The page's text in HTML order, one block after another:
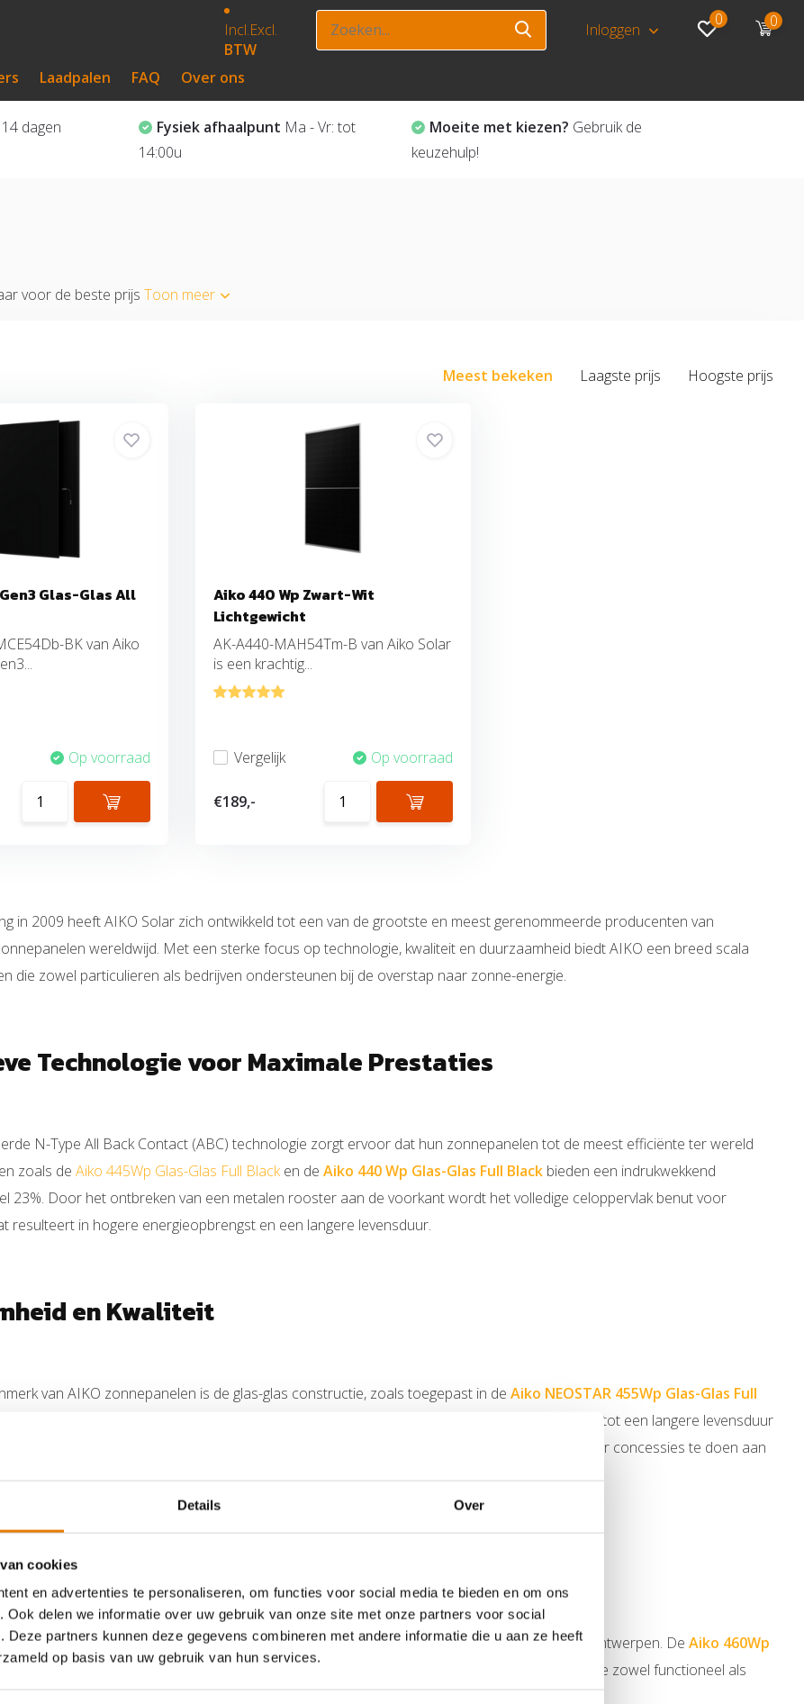
Details Over
cookies
en advertenties te personaliseren, om functies voor social media te bieden en om ons
Ook delen we informatie over uw gebruik van onze site met onze partners voor social
Deze partners kunnen deze gegevens combineren met andere informatie die u aan ze heeft
op basis van uw gebruik van hun services.
Incl.Excl.
BTW
Inloggen
0 0
Laadpalen FAQ Over ons
14 dagen
Fysiek afhaalpunt Ma - Vr: tot
14:00u
Moeite met kiezen? Gebruik de
keuzehulp!
voor de beste prijs Toon meer
Meest bekeken Laagste prijs Hoogste prijs
Glas-Glas All
BK van Aiko
Op voorraad
Aiko 440 Wp Zwart-Wit
Lichtgewicht
AK-A440-MAH54Tm-B van Aiko Solar
is een krachtig...
Vergelijk Op voorraad
€189,-
in 2009 heeft AIKO Solar zich ontwikkeld tot een van de grootste en meest gerenommeerde producenten van
wereldwijd. Met een sterke focus op technologie, kwaliteit en duurzaamheid biedt AIKO een breed scala
die zowel particulieren als bedrijven ondersteunen bij de overstap naar zonne-energie.
Technologie voor Maximale Prestaties
N-Type All Back Contact (ABC) technologie zorgt ervoor dat hun zonnepanelen tot de meest efficiënte ter wereld
zoals de Aiko 445Wp Glas-Glas Full Blacken de Aiko 440 Wp Glas-Glas Full Blackbieden een indrukwekkend
23%. Door het ontbreken van een metalen rooster aan de voorkant wordt het volledige celoppervlak benut voor
resulteert in hogere energieopbrengst en een langere levensduur.
en Kwaliteit
van AIKO zonnepanelen is de glas-glas constructie, zoals toegepast in de Aiko NEOSTAR 455Wp Glas-Glas Full
glaslaag biedt extra bescherming tegen weersinvloeden en mechanische schade, wat leidt tot een langere levensduur
prestaties. Dit maakt de panelen ideaal voor klanten die op zoek zijn naar duurzaamheid zonder concessies te doen aan
Ontwerp
die waarde hechten aan het uiterlijk van hun woning, biedt AIKO volledig zwarte (all black) ontwerpen. De Aiko 460Wp
en de Aiko 450 Wp Full Black
integreren naadloos met moderne architectuur, waardoor ze zowel functioneel als
zijn.